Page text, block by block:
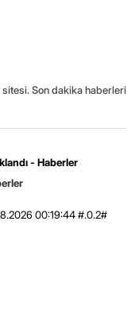
sitesi. Son dakika haberleri
- Haberler
00:19:44 #.0.2#